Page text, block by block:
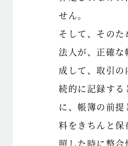
せん。
そして、そのた
法人が、正確な
成して、取引の
続的に記録する
に、帳簿の前提
料をきちんと保
照した時に整合